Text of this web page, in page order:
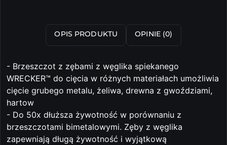
OPIS PRODUKTU OPINIE (0)
- Brzeszczot z zębami z węglika spiekanego
WRECKER™ do cięcia w różnych materiałach umożliwia
cięcie grubego metalu, żeliwa, drewna z gwoździami,
hartow
- Do 50x dłuższa żywotność w porównaniu z
brzeszczotami bimetalowymi. Zęby z węglika
zapewniają długą żywotność i wyjątkową